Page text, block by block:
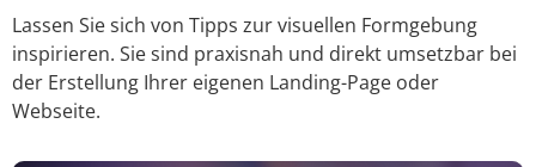
Lassen Sie sich von Tipps zur visuellen Formgebung
inspirieren. Sie sind praxisnah und direkt umsetzbar bei
der Erstellung Ihrer eigenen Landing-Page oder
Webseite.